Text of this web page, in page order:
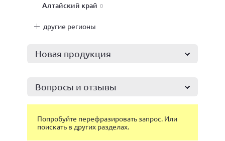
Алтайский край 0
другие регионы
Новая продукция
Вопросы и отзывы
Попробуйте перефразировать запрос. Или
поискать в других разделах.